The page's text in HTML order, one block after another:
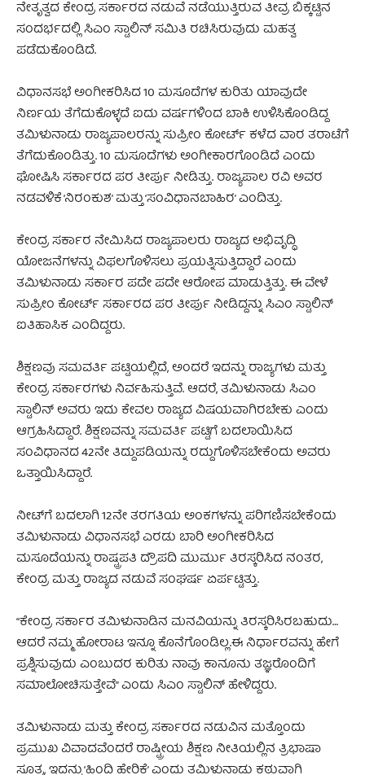
ನೇತೃತ್ವದ ಕೇಂದ್ರ ಸರ್ಕಾರದ ನಡುವೆ ನಡೆಯುತ್ತಿರುವ ತೀವ್ರ ಬಿಕ್ಕಟ್ಟಿನ
ಸಂದರ್ಭದಲ್ಲಿ ಸಿಎಂ ಸ್ಟಾಲಿನ್ ಸಮಿತಿ ರಚಿಸಿರುವುದು ಮಹತ್ವ
ಪಡೆದುಕೊಂಡಿದೆ.
ವಿಧಾನಸಭೆ ಅಂಗೀಕರಿಸಿದ 10 ಮಸೂದೆಗಳ ಕುರಿತು ಯಾವುದೇ
ನಿರ್ಣಯ ತೆಗೆದುಕೊಳ್ಳದೆ ಐದು ವರ್ಷಗಳಿಂದ ಬಾಕಿ ಉಳಿಸಿಕೊಂಡಿದ್ದ
ತಮಿಳುನಾಡು ರಾಜ್ಯಪಾಲರನ್ನು ಸುಪ್ರೀಂ ಕೋರ್ಟ್ ಕಳೆದ ವಾರ ತರಾಟೆಗೆ
ತೆಗೆದುಕೊಂಡಿತ್ತು. 10 ಮಸೂದೆಗಳು ಅಂಗೀಕಾರಗೊಂಡಿದೆ ಎಂದು
ಘೋಷಿಸಿ ಸರ್ಕಾರದ ಪರ ತೀರ್ಪು ನೀಡಿತ್ತು. ರಾಜ್ಯಪಾಲ ರವಿ ಅವರ
ನಡವಳಿಕೆ ‘ನಿರಂಕುಶ’ ಮತ್ತು ‘ಸಂವಿಧಾನಬಾಹಿರ’ ಎಂದಿತ್ತು.
ಕೇಂದ್ರ ಸರ್ಕಾರ ನೇಮಿಸಿದ ರಾಜ್ಯಪಾಲರು ರಾಜ್ಯದ ಅಭಿವೃದ್ಧಿ
ಯೋಜನೆಗಳನ್ನು ವಿಫಲಗೊಳಿಸಲು ಪ್ರಯತ್ನಿಸುತ್ತಿದ್ದಾರೆ ಎಂದು
ತಮಿಳುನಾಡು ಸರ್ಕಾರ ಪದೇ ಪದೇ ಆರೋಪ ಮಾಡುತ್ತಿತ್ತು. ಈ ವೇಳೆ
ಸುಪ್ರೀಂ ಕೋರ್ಟ್‌ ಸರ್ಕಾರದ ಪರ ತೀರ್ಪು ನೀಡಿದ್ದನ್ನು ಸಿಎಂ ಸ್ಟಾಲಿನ್
ಐತಿಹಾಸಿಕ ಎಂದಿದ್ದರು.
ಶಿಕ್ಷಣವು ಸಮವರ್ತಿ ಪಟ್ಟಿಯಲ್ಲಿದೆ, ಅಂದರೆ ಇದನ್ನು ರಾಜ್ಯಗಳು ಮತ್ತು
ಕೇಂದ್ರ ಸರ್ಕಾರಗಳು ನಿರ್ವಹಿಸುತ್ತಿವೆ. ಆದರೆ, ತಮಿಳುನಾಡು ಸಿಎಂ
ಸ್ಟಾಲಿನ್ ಅವರು ಇದು ಕೇವಲ ರಾಜ್ಯದ ವಿಷಯವಾಗಿರಬೇಕು ಎಂದು
ಆಗ್ರಹಿಸಿದ್ದಾರೆ. ಶಿಕ್ಷಣವನ್ನು ಸಮವರ್ತಿ ಪಟ್ಟಿಗೆ ಬದಲಾಯಿಸಿದ
ಸಂವಿಧಾನದ 42ನೇ ತಿದ್ದುಪಡಿಯನ್ನು ರದ್ದುಗೊಳಿಸಬೇಕೆಂದು ಅವರು
ಒತ್ತಾಯಿಸಿದ್ದಾರೆ.
ನೀಟ್‌ಗೆ ಬದಲಾಗಿ 12ನೇ ತರಗತಿಯ ಅಂಕಗಳನ್ನು ಪರಿಗಣಿಸಬೇಕೆಂದು
ತಮಿಳುನಾಡು ವಿಧಾನಸಭೆ ಎರಡು ಬಾರಿ ಅಂಗೀಕರಿಸಿದ
ಮಸೂದೆಯನ್ನು ರಾಷ್ಟ್ರಪತಿ ದ್ರೌಪದಿ ಮುರ್ಮು ತಿರಸ್ಕರಿಸಿದ ನಂತರ,
ಕೇಂದ್ರ ಮತ್ತು ರಾಜ್ಯದ ನಡುವೆ ಸಂಘರ್ಷ ಏರ್ಪಟ್ಟಿತ್ತು.
“ಕೇಂದ್ರ ಸರ್ಕಾರ ತಮಿಳುನಾಡಿನ ಮನವಿಯನ್ನು ತಿರಸ್ಕರಿಸಿರಬಹುದು…
ಆದರೆ ನಮ್ಮ ಹೋರಾಟ ಇನ್ನೂ ಕೊನೆಗೊಂಡಿಲ್ಲ.ಈ ನಿರ್ಧಾರವನ್ನು ಹೇಗೆ
ಪ್ರಶ್ನಿಸುವುದು ಎಂಬುದರ ಕುರಿತು ನಾವು ಕಾನೂನು ತಜ್ಞರೊಂದಿಗೆ
ಸಮಾಲೋಚಿಸುತ್ತೇವೆ” ಎಂದು ಸಿಎಂ ಸ್ಟಾಲಿನ್ ಹೇಳಿದ್ದರು.
ತಮಿಳುನಾಡು ಮತ್ತು ಕೇಂದ್ರ ಸರ್ಕಾರದ ನಡುವಿನ ಮತ್ತೊಂದು
ಪ್ರಮುಖ ವಿವಾದವೆಂದರೆ ರಾಷ್ಟ್ರೀಯ ಶಿಕ್ಷಣ ನೀತಿಯಲ್ಲಿನ ತ್ರಿಭಾಷಾ